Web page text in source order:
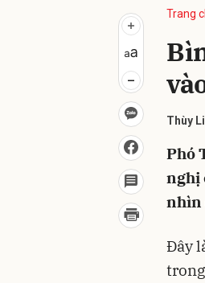
Trang
Thùy
Phó
nghị
nhìn
Đây